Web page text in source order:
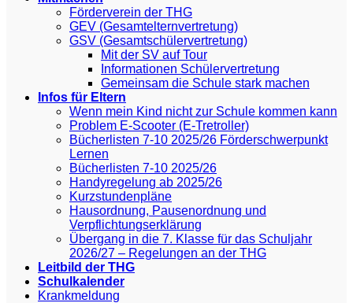
Förderverein der THG
GEV (Gesamtelternvertretung)
GSV (Gesamtschülervertretung)
Mit der SV auf Tour
Informationen Schülervertretung
Gemeinsam die Schule stark machen
Infos für Eltern
Wenn mein Kind nicht zur Schule kommen kann
Problem E-Scooter (E-Tretroller)
Bücherlisten 7-10 2025/26 Förderschwerpunkt
Lernen
Bücherlisten 7-10 2025/26
Handyregelung ab 2025/26
Kurzstundenpläne
Hausordnung, Pausenordnung und
Verpflichtungserklärung
Übergang in die 7. Klasse für das Schuljahr
2026/27 – Regelungen an der THG
Leitbild der THG
Schulkalender
Krankmeldung